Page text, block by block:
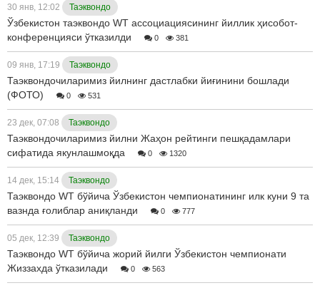
30 янв, 12:02 Таэквондо
Ўзбекистон таэквондо WТ ассоциациясининг йиллик ҳисобот-
конференцияси ўтказилди
0 381
09 янв, 17:19 Таэквондо
Таэквондочиларимиз йилнинг дастлабки йиғинини бошлади
(ФОТО)
0 531
23 дек, 07:08 Таэквондо
Таэквондочиларимиз йилни Жаҳон рейтинги пешқадамлари
сифатида якунлашмоқда
0 1320
14 дек, 15:14 Таэквондо
Таэквондо WТ бўйича Ўзбекистон чемпионатининг илк куни 9 та
вазнда ғолиблар аниқланди
0 777
05 дек, 12:39 Таэквондо
Таэквондо WT бўйича жорий йилги Ўзбекистон чемпионати
Жиззахда ўтказилади
0 563